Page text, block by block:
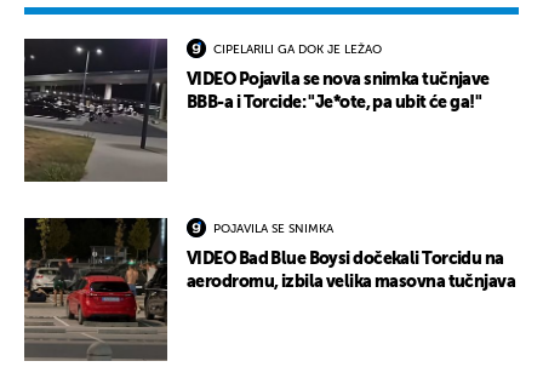
CIPELARILI GA DOK JE LEŽAO
VIDEO Pojavila se nova snimka tučnjave
BBB-a i Torcide: "Je*ote, pa ubit će ga!"
POJAVILA SE SNIMKA
VIDEO Bad Blue Boysi dočekali Torcidu na
aerodromu, izbila velika masovna tučnjava